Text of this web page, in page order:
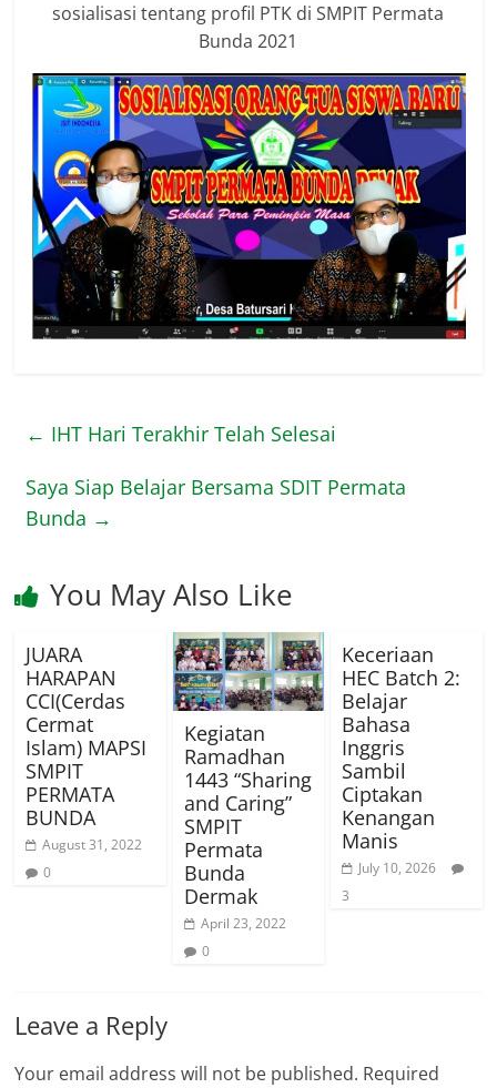
sosialisasi tentang profil PTK di SMPIT Permata
Bunda 2021
← IHT Hari Terakhir Telah Selesai
Saya Siap Belajar Bersama SDIT Permata
Bunda →
You May Also Like
JUARA
HARAPAN
CCI(Cerdas
Cermat
Islam) MAPSI
SMPIT
PERMATA
BUNDA
August 31, 2022
0
Kegiatan
Ramadhan
1443 “Sharing
and Caring”
SMPIT
Permata
Bunda
Dermak
April 23, 2022
0
Keceriaan
HEC Batch 2:
Belajar
Bahasa
Inggris
Sambil
Ciptakan
Kenangan
Manis
July 10, 2026
3
Leave a Reply
Your email address will not be published. Required